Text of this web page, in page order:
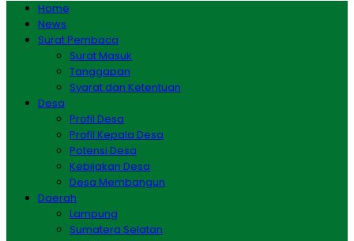
Home
News
Surat Pembaca
Surat Masuk
Tanggapan
Syarat dan Ketentuan
Desa
Profil Desa
Profil Kepala Desa
Potensi Desa
Kebijakan Desa
Desa Membangun
Daerah
Lampung
Sumatera Selatan